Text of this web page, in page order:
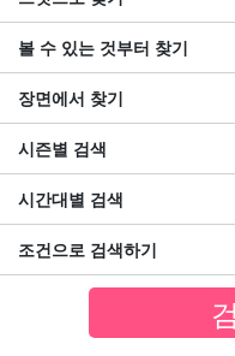
★夏の特別
けに包まれ
ットSUPツ
볼 수 있는 것부터 찾기
장면에서 찾기
시즌별 검색
시간대별 검색
조건으로 검색하기